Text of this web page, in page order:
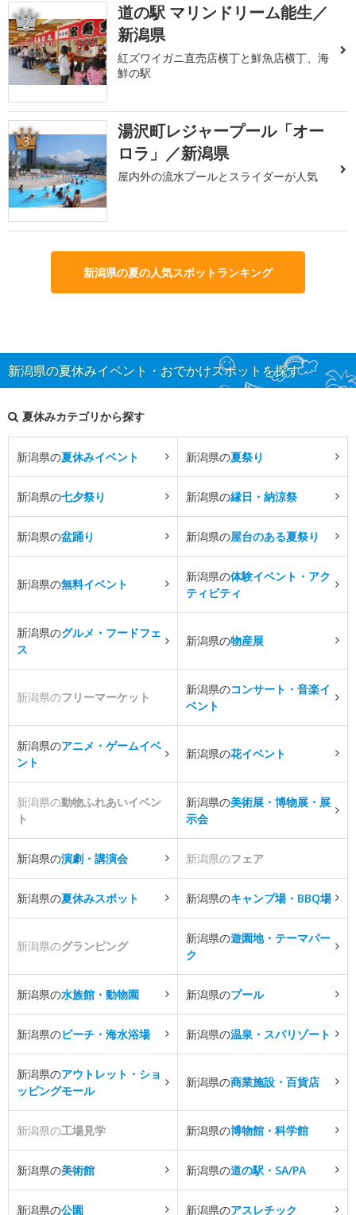
2
道の駅 マリンドリーム能生／
新潟県
紅ズワイガニ直売店横丁と鮮魚店横丁、海
鮮の駅
3
湯沢町レジャープール「オー
ロラ」／新潟県
屋内外の流水プールとスライダーが人気
新潟県の夏の人気スポットランキング
新潟県の夏休みイベント・おでかけスポットを探す
夏休みカテゴリから探す
新潟県の夏休みイベント 新潟県の夏祭り
新潟県の七夕祭り 新潟県の縁日・納涼祭
新潟県の盆踊り 新潟県の屋台のある夏祭り
新潟県の無料イベント
新潟県の体験イベント・アク
ティビティ
新潟県のグルメ・フードフェ
ス
新潟県の物産展
新潟県のフリーマーケット
新潟県のコンサート・音楽イ
ベント
新潟県のアニメ・ゲームイベ
ント
新潟県の花イベント
新潟県の動物ふれあいイベン
ト
新潟県の美術展・博物展・展
示会
新潟県の演劇・講演会 新潟県のフェア
新潟県の夏休みスポット 新潟県のキャンプ場・BBQ場
新潟県のグランピング
新潟県の遊園地・テーマパー
ク
新潟県の水族館・動物園 新潟県のプール
新潟県のビーチ・海水浴場 新潟県の温泉・スパリゾート
新潟県のアウトレット・ショ
ッピングモール
新潟県の商業施設・百貨店
新潟県の工場見学 新潟県の博物館・科学館
新潟県の美術館 新潟県の道の駅・SA/PA
新潟県の公園 新潟県のアスレチック